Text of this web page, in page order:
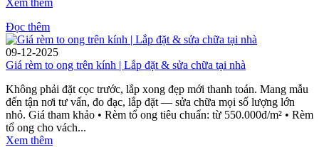
Đọc thêm
09-12-2025
Giá rèm to ong trên kính | Lắp đặt & sửa chữa tại nhà
Không phải đặt cọc trước, lắp xong đẹp mới thanh toán. Mang mẫu
đến tận nơi tư vấn, đo đạc, lắp đặt — sửa chữa mọi số lượng lớn
nhỏ. Giá tham khảo • Rèm tổ ong tiêu chuẩn: từ 550.000đ/m² • Rèm
tổ ong cho vách...
Xem thêm